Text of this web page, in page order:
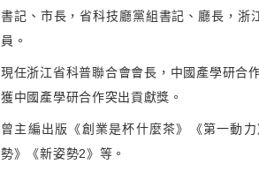
書記、市長，省科技廳黨組書記、廳長，浙
員。
現任浙江省科普聯合會會長，中國產學研合
獲中國產學研合作突出貢獻獎。
曾主編出版《創業是杯什麼茶》《第一動
勢》《新姿勢2》等。